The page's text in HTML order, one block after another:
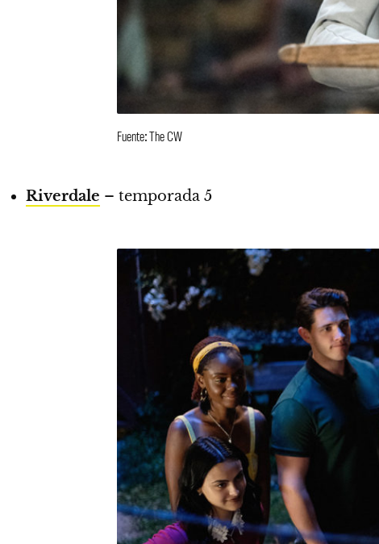
Fuente: The CW
Riverdale – temporada 5